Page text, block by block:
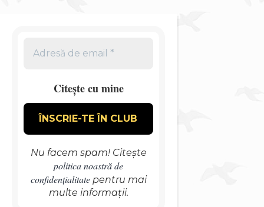
Citește cu mine
Nu facem spam! Citește
politica noastră de
confidențialitatepentru mai
multe informații.